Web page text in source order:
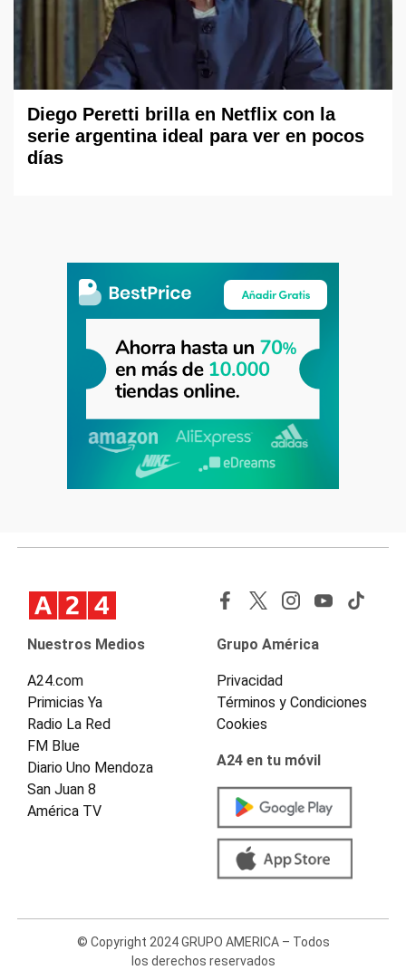
Diego Peretti brilla en Netflix con la
serie argentina ideal para ver en pocos
días
Nuestros Medios
A24.com
Primicias Ya
Radio La Red
FM Blue
Diario Uno Mendoza
San Juan 8
América TV
Grupo América
Privacidad
Términos y Condiciones
Cookies
A24 en tu móvil
© Copyright 2024 GRUPO AMERICA – Todos
los derechos reservados